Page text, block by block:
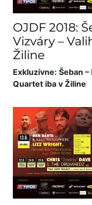
OJDF 2018:
Vizváry –
Žiline
Exkluzívne: Šeban
Quartet iba v Žiline